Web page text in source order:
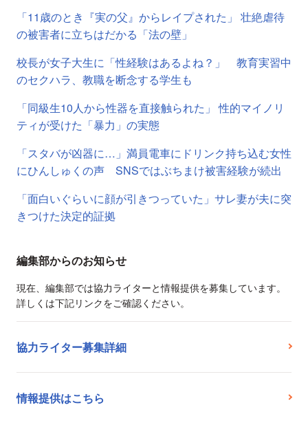
「11歳のとき『実の父』からレイプされた」 壮絶虐待
の被害者に立ちはだかる「法の壁」
校長が女子大生に「性経験はあるよね？」 教育実習中
のセクハラ、教職を断念する学生も
「同級生10人から性器を直接触られた」 性的マイノリ
ティが受けた「暴力」の実態
「スタバが凶器に…」満員電車にドリンク持ち込む女性
にひんしゅくの声 SNSではぶちまけ被害経験が続出
「面白いぐらいに顔が引きつっていた」サレ妻が夫に突
きつけた決定的証拠
編集部からのお知らせ
現在、編集部では協力ライターと情報提供を募集しています。
詳しくは下記リンクをご確認ください。
協力ライター募集詳細
情報提供はこちら